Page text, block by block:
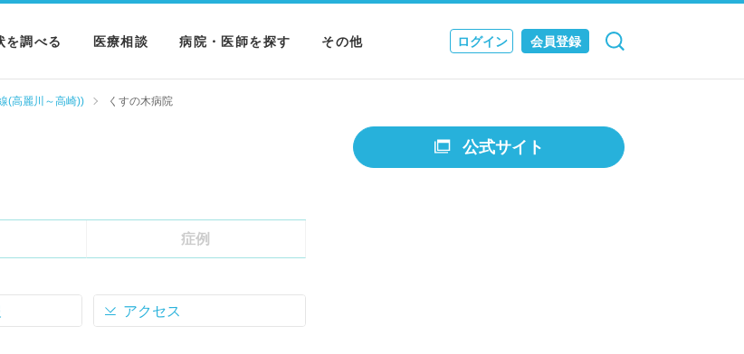
を調べる 医療相談 病院・医師を探す その他
NEWS & JOURNAL
ログイン 会員登録
検索 キャンセル
(高麗川～高崎)) くすの木病院
症例
アクセス
公式サイト